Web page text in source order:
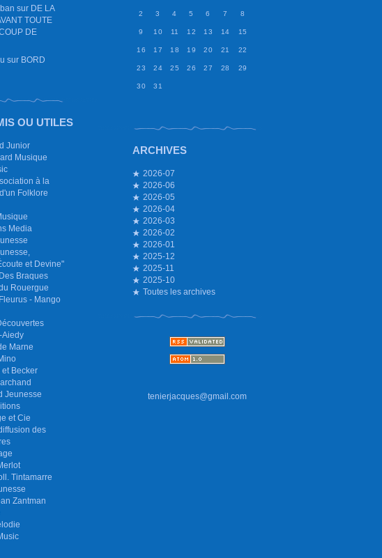
2 3 4 5 6 7 8
9 10 11 12 13 14 15
16 17 18 19 20 21 22
23 24 25 26 27 28 29
30 31
ARCHIVES
2026-07
2026-06
2026-05
2026-04
2026-03
2026-02
2026-01
2025-12
2025-11
2025-10
Toutes les archives
tenierjacques@gmail.com
sur DE LA
TOUTE
DE
sur BORD
OU UTILES
Junior
Musique
à la
Folklore
Media
et Devine"
Braques
Rouergue
- Mango
Aiedy
Marne
et Becker
Jeunesse
et Cie
des
Tintamarre
Zantman